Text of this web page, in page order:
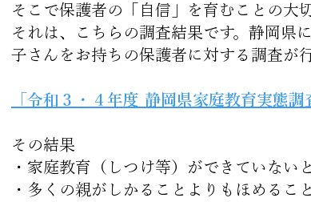
そこで保護者の「自信」を育むことの大
それは、こちらの調査結果です。静岡県
子さんをお持ちの保護者に対する調査が
「令和３・４年度 静岡県家庭教育実態調
その結果
・家庭教育（しつけ等）ができていない
・多くの親がしかることよりもほめるこ